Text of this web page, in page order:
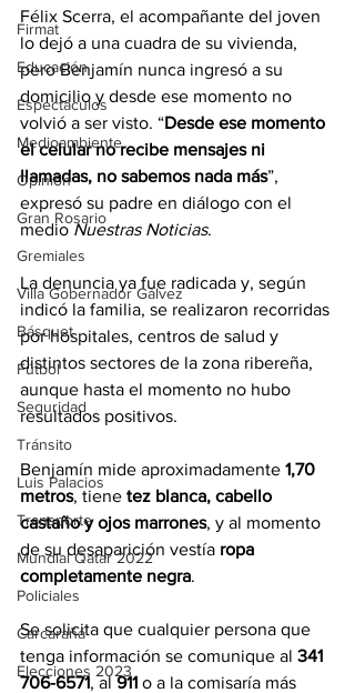
Firmat
Educación
Espectáculos
Medioambiente
Opinión
Gran Rosario
Gremiales
Villa Gobernador Gálvez
Básquet
Fútbol
Seguridad
Tránsito
Luis Palacios
Transporte
Mundial Qatar 2022
Policiales
Carcarañá
Elecciones 2023
Félix Scerra, el acompañante del joven
lo dejó a una cuadra de su vivienda,
pero Benjamín nunca ingresó a su
domicilio y desde ese momento no
volvió a ser visto. “Desde ese momento
el celular no recibe mensajes ni
llamadas, no sabemos nada más”,
expresó su padre en diálogo con el
medio Nuestras Noticias.
La denuncia ya fue radicada y, según
indicó la familia, se realizaron recorridas
por hospitales, centros de salud y
distintos sectores de la zona ribereña,
aunque hasta el momento no hubo
resultados positivos.
Benjamín mide aproximadamente 1,70
metros, tiene tez blanca, cabello
castaño y ojos marrones, y al momento
de su desaparición vestía ropa
completamente negra.
Se solicita que cualquier persona que
tenga información se comunique al 341
706-6571, al 911 o a la comisaría más